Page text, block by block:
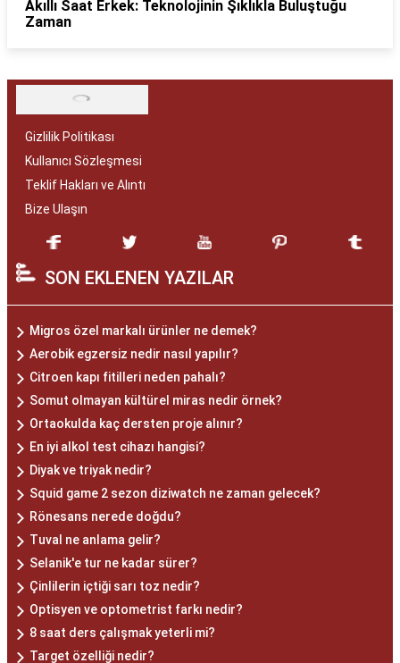
Akıllı Saat Erkek: Teknolojinin Şıklıkla Buluştuğu
Zaman
Gizlilik Politikası
Kullanıcı Sözleşmesi
Teklif Hakları ve Alıntı
Bize Ulaşın
SON EKLENEN YAZILAR
Migros özel markalı ürünler ne demek?
Aerobik egzersiz nedir nasıl yapılır?
Citroen kapı fitilleri neden pahalı?
Somut olmayan kültürel miras nedir örnek?
Ortaokulda kaç dersten proje alınır?
En iyi alkol test cihazı hangisi?
Diyak ve triyak nedir?
Squid game 2 sezon diziwatch ne zaman gelecek?
Rönesans nerede doğdu?
Tuval ne anlama gelir?
Selanik'e tur ne kadar sürer?
Çinlilerin içtiği sarı toz nedir?
Optisyen ve optometrist farkı nedir?
8 saat ders çalışmak yeterli mi?
Target özelliği nedir?